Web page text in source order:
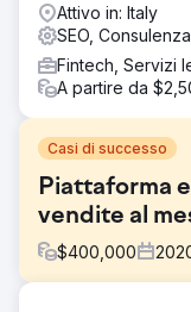
Attivo in: Italy
SEO,
Fintech, Servizi
A partire da
Casi di successo
Piattaforma
vendite al
$400,000